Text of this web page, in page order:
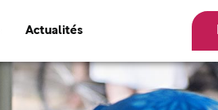
Actualités